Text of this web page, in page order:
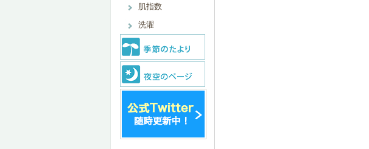
肌指数
洗濯